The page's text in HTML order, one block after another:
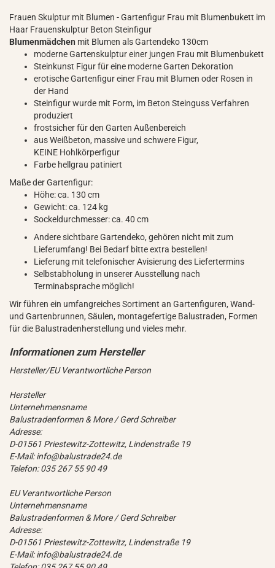
Frauen Skulptur mit Blumen - Gartenfigur Frau mit Blumenbukett im
Haar Frauenskulptur Beton Steinfigur
Blumenmädchen mit Blumen als Gartendeko 130cm
moderne Gartenskulptur einer jungen Frau mit Blumenbukett
Steinkunst Figur für eine moderne Garten Dekoration
erotische Gartenfigur einer Frau mit Blumen oder Rosen in
der Hand
Steinfigur wurde mit Form, im Beton Steinguss Verfahren
produziert
frostsicher für den Garten Außenbereich
aus Weißbeton, massive und schwere Figur,
KEINE Hohlkörperfigur
Farbe hellgrau patiniert
Maße der Gartenfigur:
Höhe: ca. 130 cm
Gewicht: ca. 124 kg
Sockeldurchmesser: ca. 40 cm
Andere sichtbare Gartendeko, gehören nicht mit zum
Lieferumfang! Bei Bedarf bitte extra bestellen!
Lieferung mit telefonischer Avisierung des Liefertermins
Selbstabholung in unserer Ausstellung nach
Terminabsprache möglich!
Wir führen ein umfangreiches Sortiment an Gartenfiguren, Wand-
und Gartenbrunnen, Säulen, montagefertige Balustraden, Formen
für die Balustradenherstellung und vieles mehr.
Hersteller/EU Verantwortliche Person
Hersteller
Unternehmensname
Balustradenformen & More / Gerd Schreiber
Adresse:
D-01561 Priestewitz-Zottewitz, Lindenstraße 19
E-Mail: info@balustrade24.de
Telefon: 035 267 55 90 49
EU Verantwortliche Person
Unternehmensname
Balustradenformen & More / Gerd Schreiber
Adresse:
D-01561 Priestewitz-Zottewitz, Lindenstraße 19
E-Mail: info@balustrade24.de